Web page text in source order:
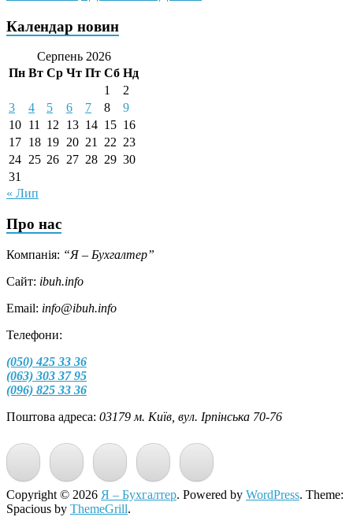
Календар новин
Серпень 2026
Пн Вт Ср Чт Пт Сб Нд
1
2
3
4 5 6 7 8
9
10 11 12 13 14 15 16
17 18 19 20 21 22 23
24 25 26 27 28 29 30
31
« Лип
Про нас
Компанія: “Я – Бухгалтер”
Сайт: ibuh.info
Email: info@ibuh.info
Телефони:
(050) 425 33 36
(063) 303 37 95
(096) 825 33 36
Поштова адреса: 03179 м. Київ, вул. Ірпінська 70-76
Copyright © 2026 Я – Бухгалтер. Powered by WordPress. Theme:
Spacious by ThemeGrill.